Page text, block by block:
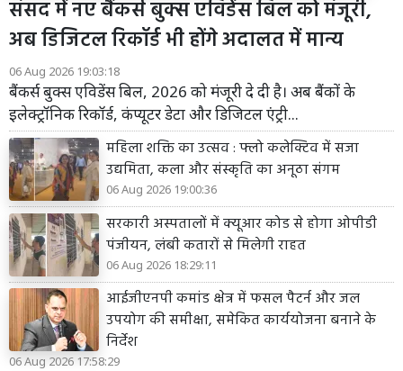
संसद में नए बैंकर्स बुक्स एविडेंस बिल को मंजूरी,
अब डिजिटल रिकॉर्ड भी होंगे अदालत में मान्य
06 Aug 2026 19:03:18
बैंकर्स बुक्स एविडेंस बिल, 2026 को मंजूरी दे दी है। अब बैंकों के
इलेक्ट्रॉनिक रिकॉर्ड, कंप्यूटर डेटा और डिजिटल एंट्री...
महिला शक्ति का उत्सव : फ्लो कलेक्टिव में सजा
उद्यमिता, कला और संस्कृति का अनूठा संगम
06 Aug 2026 19:00:36
सरकारी अस्पतालों में क्यूआर कोड से होगा ओपीडी
पंजीयन, लंबी कतारों से मिलेगी राहत
06 Aug 2026 18:29:11
आईजीएनपी कमांड क्षेत्र में फसल पैटर्न और जल
उपयोग की समीक्षा, समेकित कार्ययोजना बनाने के
निर्देश
06 Aug 2026 17:58:29